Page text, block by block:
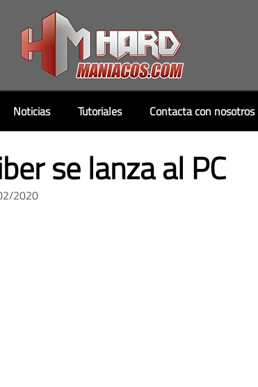
Noticias Tutoriales Contacta con nosotros
se lanza al PC
2020